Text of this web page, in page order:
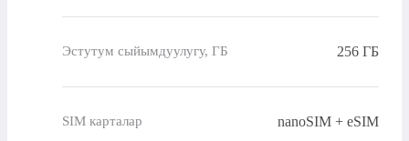
Эстутум сыйымдуулугу, ГБ 256 ГБ
SIM карталар nanoSIM + eSIM